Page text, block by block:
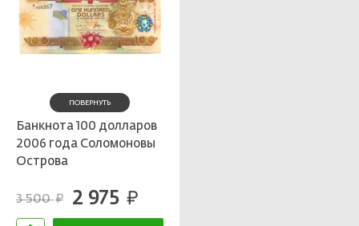
ПОВЕРНУТЬ
Банкнота 100 долларов
2006 года Соломоновы
Острова
3 500руб. 2 975 руб.